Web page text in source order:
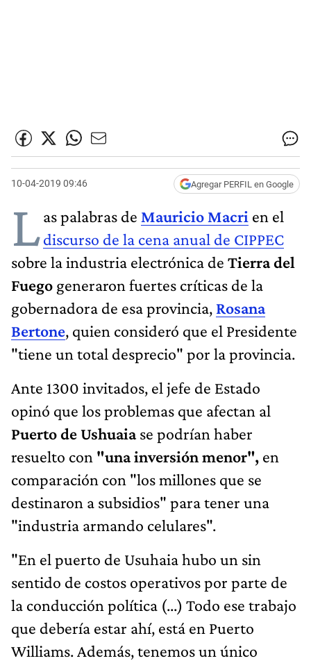
10-04-2019 09:46 Agregar PERFIL en Google
Las palabras de Mauricio Macri en el
discurso de la cena anual de CIPPEC
sobre la industria electrónica de Tierra del
Fuego generaron fuertes críticas de la
gobernadora de esa provincia, Rosana
Bertone, quien consideró que el Presidente
"tiene un total desprecio" por la provincia.
Ante 1300 invitados, el jefe de Estado
opinó que los problemas que afectan al
Puerto de Ushuaiase podrían haber
resuelto con "una inversión menor", en
comparación con "los millones que se
destinaron a subsidios" para tener una
"industria armando celulares".
"En el puerto de Usuhaia hubo un sin
sentido de costos operativos por parte de
la conducción política (...) Todo ese trabajo
que debería estar ahí, está en Puerto
Williams. Además, tenemos un único